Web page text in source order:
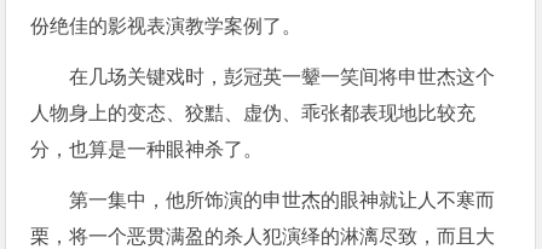
份绝佳的影视表演教学案例了。
在几场关键戏时，彭冠英一颦一笑间将申世杰这个
人物身上的变态、狡黠、虚伪、乖张都表现地比较充
分，也算是一种眼神杀了。
第一集中，他所饰演的申世杰的眼神就让人不寒而
栗，将一个恶贯满盈的杀人犯演绎的淋漓尽致，而且大